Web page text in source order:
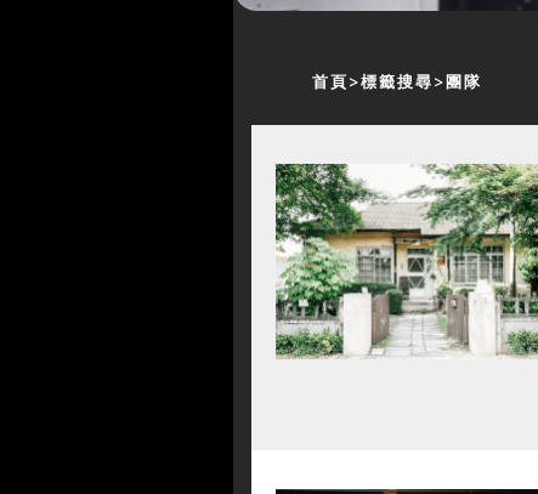
首頁 標籤搜尋 團隊